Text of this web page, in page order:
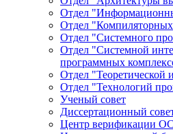
Отдел
Отдел
Отдел "Системного
Отдел "Системной
программных
Отдел "Теоретической
Отдел "Технологий
Ученый совет
Диссертационный
Центр верификации